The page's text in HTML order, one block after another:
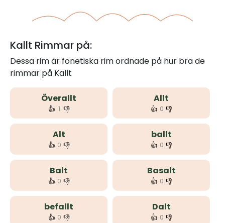
Kallt Rimmar på:
Dessa rim är fonetiska rim ordnade på hur bra de
rimmar på Kallt
Överallt
👍 1 👎
Allt
👍 0 👎
Alt
👍 0 👎
ballt
👍 0 👎
Balt
👍 0 👎
Basalt
👍 0 👎
befallt
👍 0 👎
Dalt
👍 0 👎